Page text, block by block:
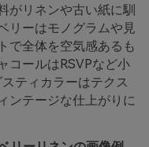
がリネンや古い紙に馴
リーはモノグラムや見
で全体を空気感あるも
コールはRSVPなど小
ティカラーはテクス
ンテージな仕上がりに